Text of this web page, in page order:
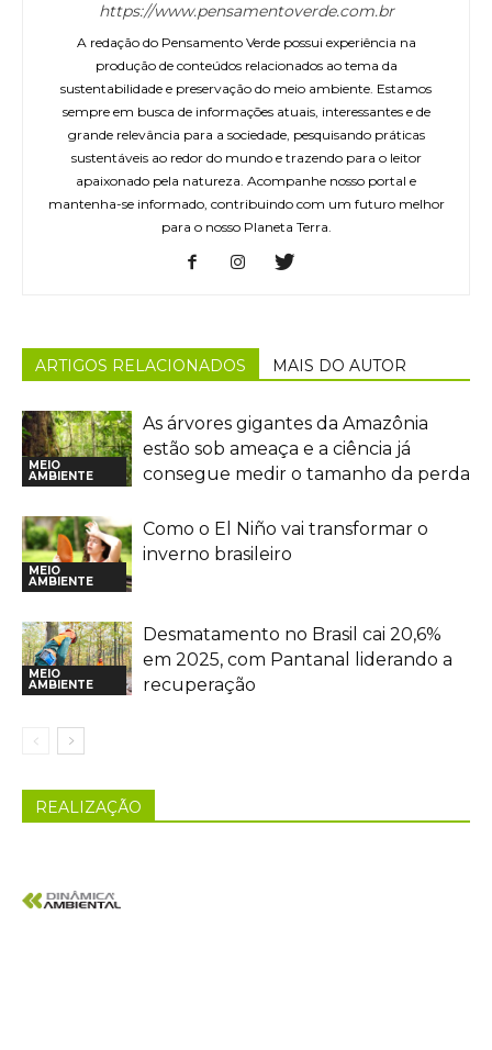
https://www.pensamentoverde.com.br
A redação do Pensamento Verde possui experiência na
produção de conteúdos relacionados ao tema da
sustentabilidade e preservação do meio ambiente. Estamos
sempre em busca de informações atuais, interessantes e de
grande relevância para a sociedade, pesquisando práticas
sustentáveis ao redor do mundo e trazendo para o leitor
apaixonado pela natureza. Acompanhe nosso portal e
mantenha-se informado, contribuindo com um futuro melhor
para o nosso Planeta Terra.
ARTIGOS RELACIONADOS MAIS DO AUTOR
MEIO
AMBIENTE
As árvores gigantes da Amazônia
estão sob ameaça e a ciência já
consegue medir o tamanho da perda
MEIO
AMBIENTE
Como o El Niño vai transformar o
inverno brasileiro
MEIO
AMBIENTE
Desmatamento no Brasil cai 20,6%
em 2025, com Pantanal liderando a
recuperação
REALIZAÇÃO